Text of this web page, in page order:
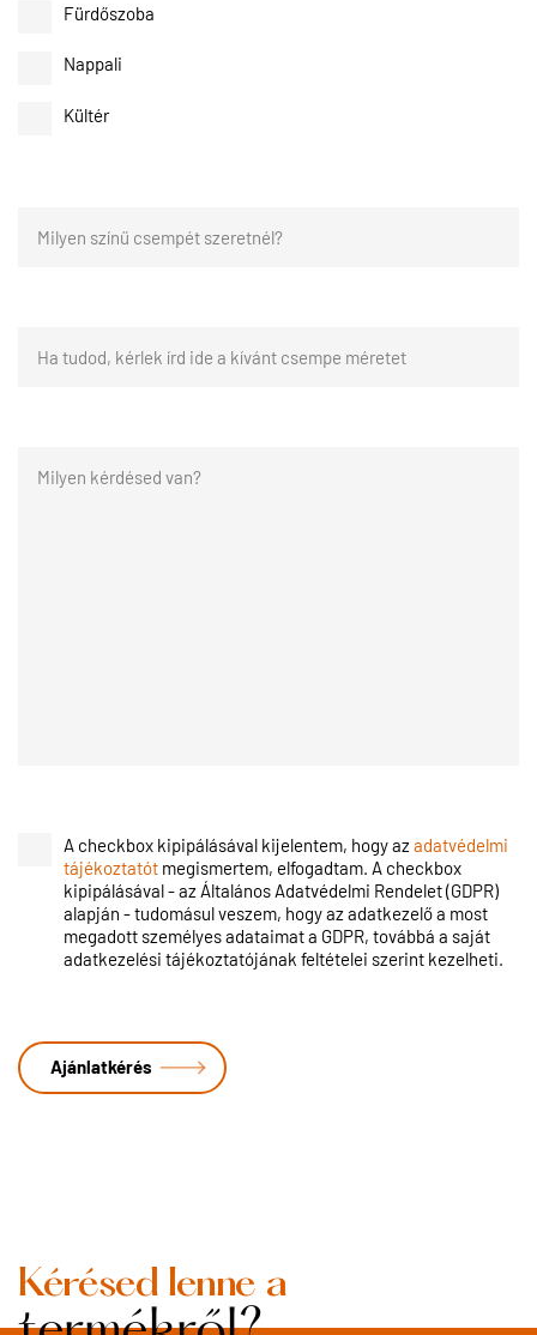
Fürdőszoba
Nappali
Kültér
A checkbox kipipálásával kijelentem, hogy azadatvédelmi
tájékoztatót megismertem, elfogadtam. A checkbox
kipipálásával - az Általános Adatvédelmi Rendelet (GDPR)
alapján - tudomásul veszem, hogy az adatkezelő a most
megadott személyes adataimat a GDPR, továbbá a saját
adatkezelési tájékoztatójának feltételei szerint kezelheti.
Kérésed lenne a